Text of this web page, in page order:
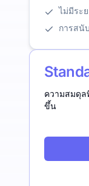
ไม่มีระ
การสนั
ความสมดุล
ขึ้น